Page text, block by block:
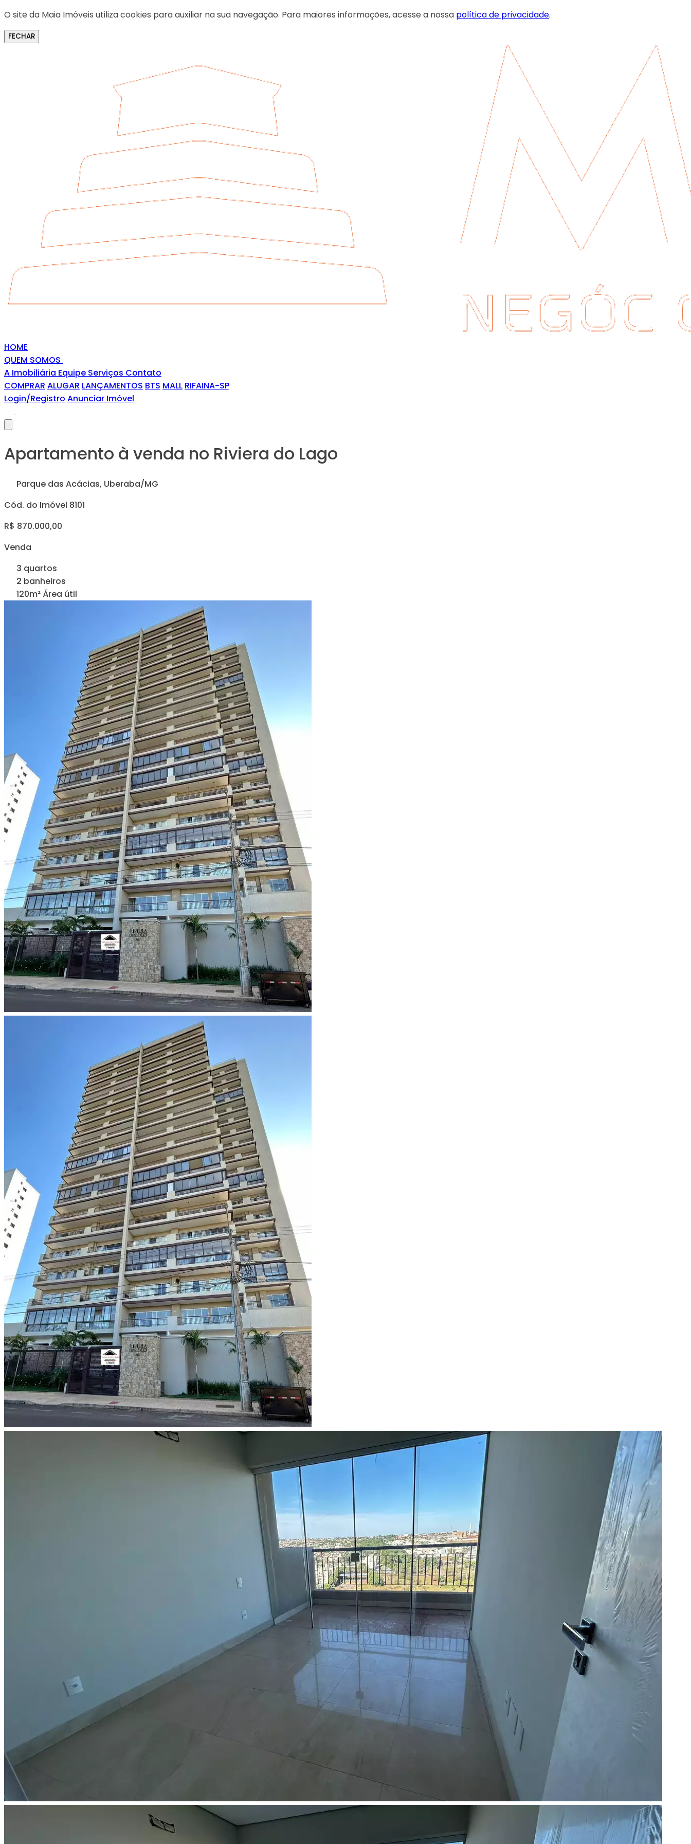
O site da Maia Imóveis utiliza cookies para auxiliar na sua navegação. Para maiores informações, acesse a nossa política de privacidade.
FECHAR
HOME
QUEM SOMOS
A Imobiliária Equipe Serviços Contato
COMPRAR ALUGAR LANÇAMENTOS BTS MALL RIFAINA-SP
Login/Registro Anunciar Imóvel
Apartamento à venda no Riviera do Lago
Parque das Acácias, Uberaba/MG
Cód. do Imóvel 8101
R$ 870.000,00
Venda
3 quartos
2 banheiros
120m² Área útil